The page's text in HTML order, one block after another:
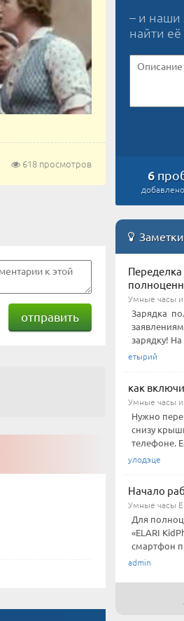
618 просмотров
отправить
– и наши
найти
6
Умные часы
Зарядка
зарядку!
етырий
как
Умные часы
Нужно
снизу
телефоне.
улодэце
Начало
Умные часы
Для
«ELARI
смартфон
admin